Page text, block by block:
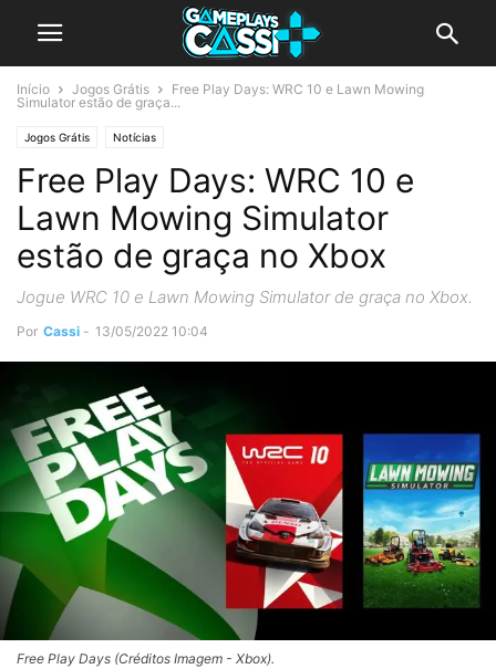
Início Jogos Grátis
Free Play Days: WRC 10 e Lawn Mowing
Simulator estão de graça...
Jogos Grátis Notícias
Free Play Days: WRC 10 e
Lawn Mowing Simulator
estão de graça no Xbox
Jogue WRC 10 e Lawn Mowing Simulator de graça no Xbox.
Por Cassi - 13/05/2022 10:04
Free Play Days (Créditos Imagem - Xbox).